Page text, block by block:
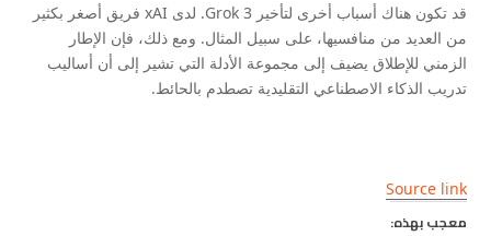
قد تكون هناك أسباب أخرى لتأخير Grok 3. لدى xAI فريق أصغر بكثير
من العديد من منافسيها، على سبيل المثال. ومع ذلك، فإن الإطار
الزمني للإطلاق يضيف إلى مجموعة الأدلة التي تشير إلى أن أساليب
تدريب الذكاء الاصطناعي التقليدية تصطدم بالحائط.
Source link
معجب بهذه: